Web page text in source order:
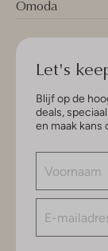
Omoda
Let's
Blijf op de
deals,
en maak kans